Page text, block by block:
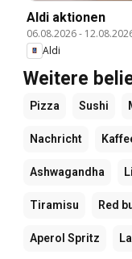
Aldi aktionen
06.08.2026-
Aldi
Weitere
Pizza Sushi
Nachricht
Ashwagandha
Tiramisu Red
Aperol Spritz